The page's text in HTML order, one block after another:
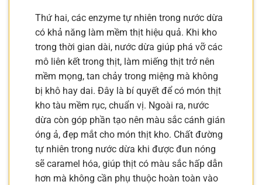
Thứ hai, các enzyme tự nhiên trong nước dừa
có khả năng làm mềm thịt hiệu quả. Khi kho
trong thời gian dài, nước dừa giúp phá vỡ các
mô liên kết trong thịt, làm miếng thịt trở nên
mềm mọng, tan chảy trong miệng mà không
bị khô hay dai. Đây là bí quyết để có món thịt
kho tàu mềm rục, chuẩn vị. Ngoài ra, nước
dừa còn góp phần tạo nên màu sắc cánh gián
óng ả, đẹp mắt cho món thịt kho. Chất đường
tự nhiên trong nước dừa khi được đun nóng
sẽ caramel hóa, giúp thịt có màu sắc hấp dẫn
hơn mà không cần phụ thuộc hoàn toàn vào